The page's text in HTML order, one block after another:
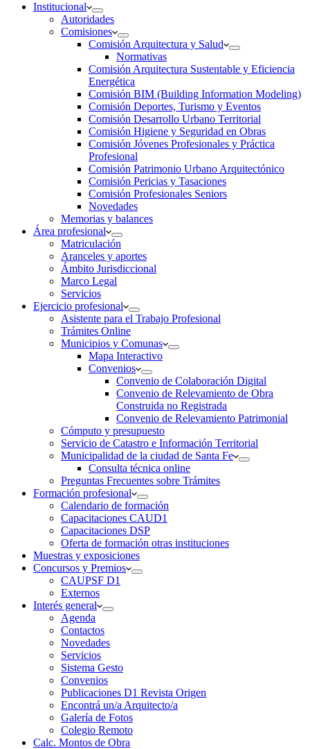
Institucional
Autoridades
Comisiones
Comisión Arquitectura y Salud
Normativas
Comisión Arquitectura Sustentable y Eficiencia
Energética
Comisión BIM (Building Information Modeling)
Comisión Deportes, Turismo y Eventos
Comisión Desarrollo Urbano Territorial
Comisión Higiene y Seguridad en Obras
Comisión Jóvenes Profesionales y Práctica
Profesional
Comisión Patrimonio Urbano Arquitectónico
Comisión Pericias y Tasaciones
Comisión Profesionales Seniors
Novedades
Memorias y balances
Área profesional
Matriculación
Aranceles y aportes
Ámbito Jurisdiccional
Marco Legal
Servicios
Ejercicio profesional
Asistente para el Trabajo Profesional
Trámites Online
Municipios y Comunas
Mapa Interactivo
Convenios
Convenio de Colaboración Digital
Convenio de Relevamiento de Obra
Construida no Registrada
Convenio de Relevamiento Patrimonial
Cómputo y presupuesto
Servicio de Catastro e Información Territorial
Municipalidad de la ciudad de Santa Fe
Consulta técnica online
Preguntas Frecuentes sobre Trámites
Formación profesional
Calendario de formación
Capacitaciones CAUD1
Capacitaciones DSP
Oferta de formación otras instituciones
Muestras y exposiciones
Concursos y Premios
CAUPSF D1
Externos
Interés general
Agenda
Contactos
Novedades
Servicios
Sistema Gesto
Convenios
Publicaciones D1 Revista Origen
Encontrá un/a Arquitecto/a
Galería de Fotos
Colegio Remoto
Calc. Montos de Obra